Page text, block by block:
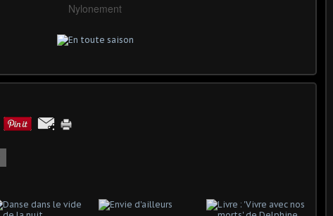
Nylonement